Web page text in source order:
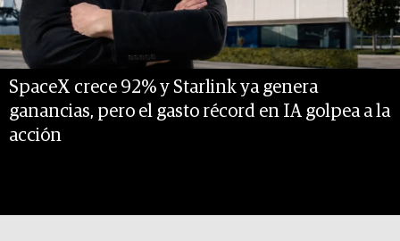
SpaceX crece 92% y Starlink ya genera
ganancias, pero el gasto récord en IA golpea a la
acción